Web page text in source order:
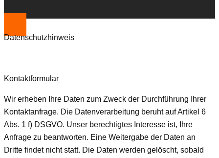
Datenschutzhinweis
Kontaktformular
Wir erheben Ihre Daten zum Zweck der Durchführung Ihrer
Kontaktanfrage. Die Datenverarbeitung beruht auf Artikel 6
Abs. 1 f) DSGVO. Unser berechtigtes Interesse ist, Ihre
Anfrage zu beantworten. Eine Weitergabe der Daten an
Dritte findet nicht statt. Die Daten werden gelöscht, sobald